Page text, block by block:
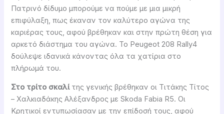
Πατρινό δίδυμο μπορούμε να πούμε με μια μικρή
επιφύλαξη, πως έκαναν τον καλύτερο αγώνα της
καριέρας τους, αφού βρέθηκαν και στην πρώτη θέση για
αρκετό διάστημα του αγώνα. Το Peugeot 208 Rally4
δούλεψε ιδανικά κάνοντας όλα τα χατίρια στο
πλήρωμά του.
Στο τρίτο σκαλίτης γενικής βρέθηκαν οι Τιτάκης Τίτος
– Χαλκιαδάκης Αλέξανδρος με Skoda Fabia R5. Οι
Κρητικοί εντυπωσίασαν με την επίδοσή τους, αφού